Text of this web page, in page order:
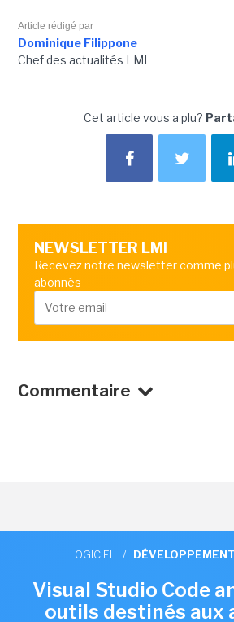
Article rédigé par
Dominique Filippone
Chef des actualités LMI
Cet article vous a plu?
NEWSLETTER LMI
Recevez notre newsletter comme
abonnés
Commentaire
LOGICIEL /
Visual Studio Code
outils destinés aux